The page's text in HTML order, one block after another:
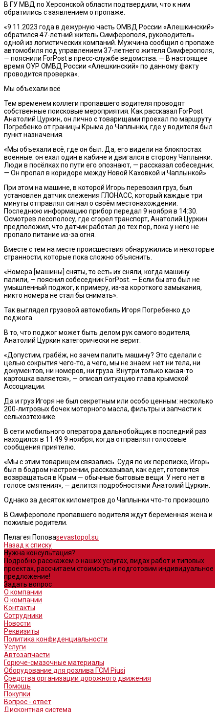
В ГУ МВД по Херсонской области подтвердили, что к ним
обратились с заявлением о пропаже.
«9.11.2023 года в дежурную часть ОМВД России «Алешкинский»
обратился 47-летний житель Симферополя, руководитель
одной из логистических компаний. Мужчина сообщил о пропаже
автомобиля под управлением 37-летнего жителя Симферополя,
— пояснили ForPost в пресс-службе ведомства. — В настоящее
время ОУР ОМВД России «Алешкинский» по данному факту
проводится проверка».
Мы объехали всё
Тем временем коллеги пропавшего водителя проводят
собственные поисковые мероприятия. Как рассказал ForPost
Анатолий Цуркин, он лично с товарищами проехал по маршруту
Погребенко от границы Крыма до Чаплынки, где у водителя был
пункт назначения.
«Мы объехали всё, где он был. Да, его видели на блокпостах
военные: он ехал один в кабине и двигался в сторону Чаплынки.
Люди в посёлках по пути его опознают, — рассказал собеседник.
— Он пропал в коридоре между Новой Каховкой и Чаплынкой».
При этом на машине, в которой Игорь перевозил груз, был
установлен датчик слежения ГЛОНАСС, который каждые три
минуты отправлял сигнал о своём местонахождении.
Последнюю информацию прибор передал 9 ноября в 14:30.
Осмотрев лесополосу, где сгорел транспорт, Анатолий Цуркин
предположил, что датчик работал до тех пор, пока у него не
пропало питание из-за огня.
Вместе с тем на месте происшествия обнаружились и некоторые
странности, которые пока сложно объяснить.
«Номера [машины] сняты, то есть их сняли, когда машину
палили, — пояснил собеседник ForPost. — Если бы это был не
умышленный поджог, к примеру, из-за короткого замыкания,
никто номера не стал бы снимать».
Так выглядел грузовой автомобиль Игоря Погребенко до
поджога.
В то, что поджог может быть делом рук самого водителя,
Анатолий Цуркин категорически не верит.
«Допустим, грабёж, но зачем палить машину? Это сделали с
целью сокрытия чего-то, а чего, мы не знаем: нет ни тела, ни
документов, ни номеров, ни груза. Внутри только какая-то
картошка валяется», — описал ситуацию глава крымской
Ассоциации.
Да и груз Игоря не был секретным или особо ценным: несколько
200-литровых бочек моторного масла, фильтры и запчасти к
сельхозтехнике.
В сети мобильного оператора дальнобойщик в последний раз
находился в 11:49 9 ноября, когда отправлял голосовые
сообщения приятелю.
«Мы с этим товарищем связались. Судя по их переписке, Игорь
был в бодром настроении, рассказывал, как едет, готовится
возвращаться в Крым — обычные бытовые вещи. У него нет в
голосе смятения», — делится подробностями Анатолий Цуркин.
Однако за десяток километров до Чаплынки что-то произошло.
В Симферополе пропавшего водителя ждут беременная жена и
пожилые родители.
Пелагея Поповаsevastopol.su
Назад к списку
Нужна консультация?
Подробно расскажем о наших услугах, видах работ и типовых
проектах, рассчитаем стоимость и подготовим индивидуальное
предложение!
Задать вопрос
О компании
О компании
Контакты
Сотрудники
Новости
Реквизиты
Политика конфиденциальности
Услуги
Автозапчасти
Горюче-смазочные материалы
Оборудование для розлива ГСМ Piusi
Средства организации дорожного движения
Помощь
Покупки
Вопрос - ответ
Дисконтная система